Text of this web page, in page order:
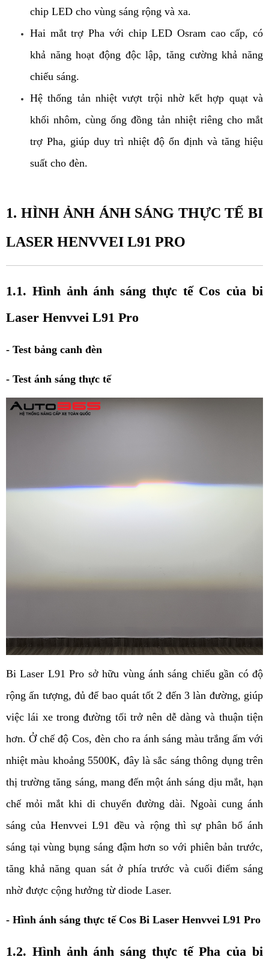
chip LED cho vùng sáng rộng và xa.
Hai mắt trợ Pha với chip LED Osram cao cấp, có
khả năng hoạt động độc lập, tăng cường khả năng
chiếu sáng.
Hệ thống tản nhiệt vượt trội nhờ kết hợp quạt và
khối nhôm, cùng ống đồng tản nhiệt riêng cho mắt
trợ Pha, giúp duy trì nhiệt độ ổn định và tăng hiệu
suất cho đèn.
1. HÌNH ẢNH ÁNH SÁNG THỰC TẾ BI
LASER HENVVEI L91 PRO
1.1. Hình ảnh ánh sáng thực tế Cos của bi
Laser Henvvei L91 Pro
- Test bảng canh đèn
- Test ánh sáng thực tế
Bi Laser L91 Pro sở hữu vùng ánh sáng chiếu gần có độ
rộng ấn tượng, đủ để bao quát tốt 2 đến 3 làn đường, giúp
việc lái xe trong đường tối trở nên dễ dàng và thuận tiện
hơn. Ở chế độ Cos, đèn cho ra ánh sáng màu trắng ấm với
nhiệt màu khoảng 5500K, đây là sắc sáng thông dụng trên
thị trường tăng sáng, mang đến một ánh sáng dịu mắt, hạn
chế mỏi mắt khi di chuyển đường dài. Ngoài cung ánh
sáng của Henvvei L91 đều và rộng thì sự phân bổ ánh
sáng tại vùng bụng sáng đậm hơn so với phiên bản trước,
tăng khả năng quan sát ở phía trước và cuối điểm sáng
nhờ được cộng hưởng từ diode Laser.
- Hình ánh sáng thực tế Cos Bi Laser Henvvei L91 Pro
1.2. Hình ảnh ánh sáng thực tế Pha của bi